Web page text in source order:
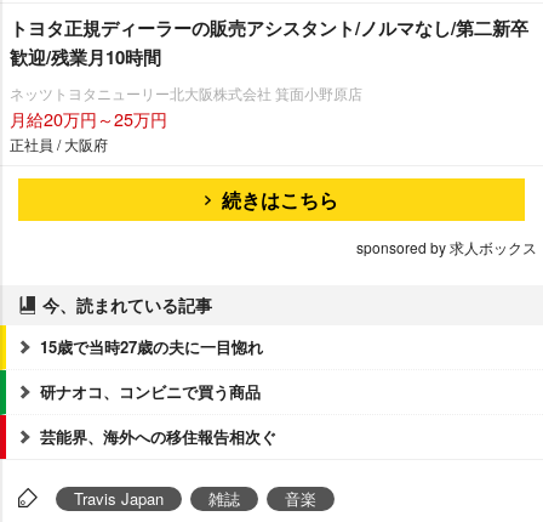
トヨタ正規ディーラーの販売アシスタント/ノルマなし/第二新卒
歓迎/残業月10時間
ネッツトヨタニューリー北大阪株式会社 箕面小野原店
月給20万円～25万円
正社員 / 大阪府
続きはこちら
sponsored by 求人ボックス
今、読まれている記事
15歳で当時27歳の夫に一目惚れ
研ナオコ、コンビニで買う商品
芸能界、海外への移住報告相次ぐ
Travis Japan 雑誌 音楽